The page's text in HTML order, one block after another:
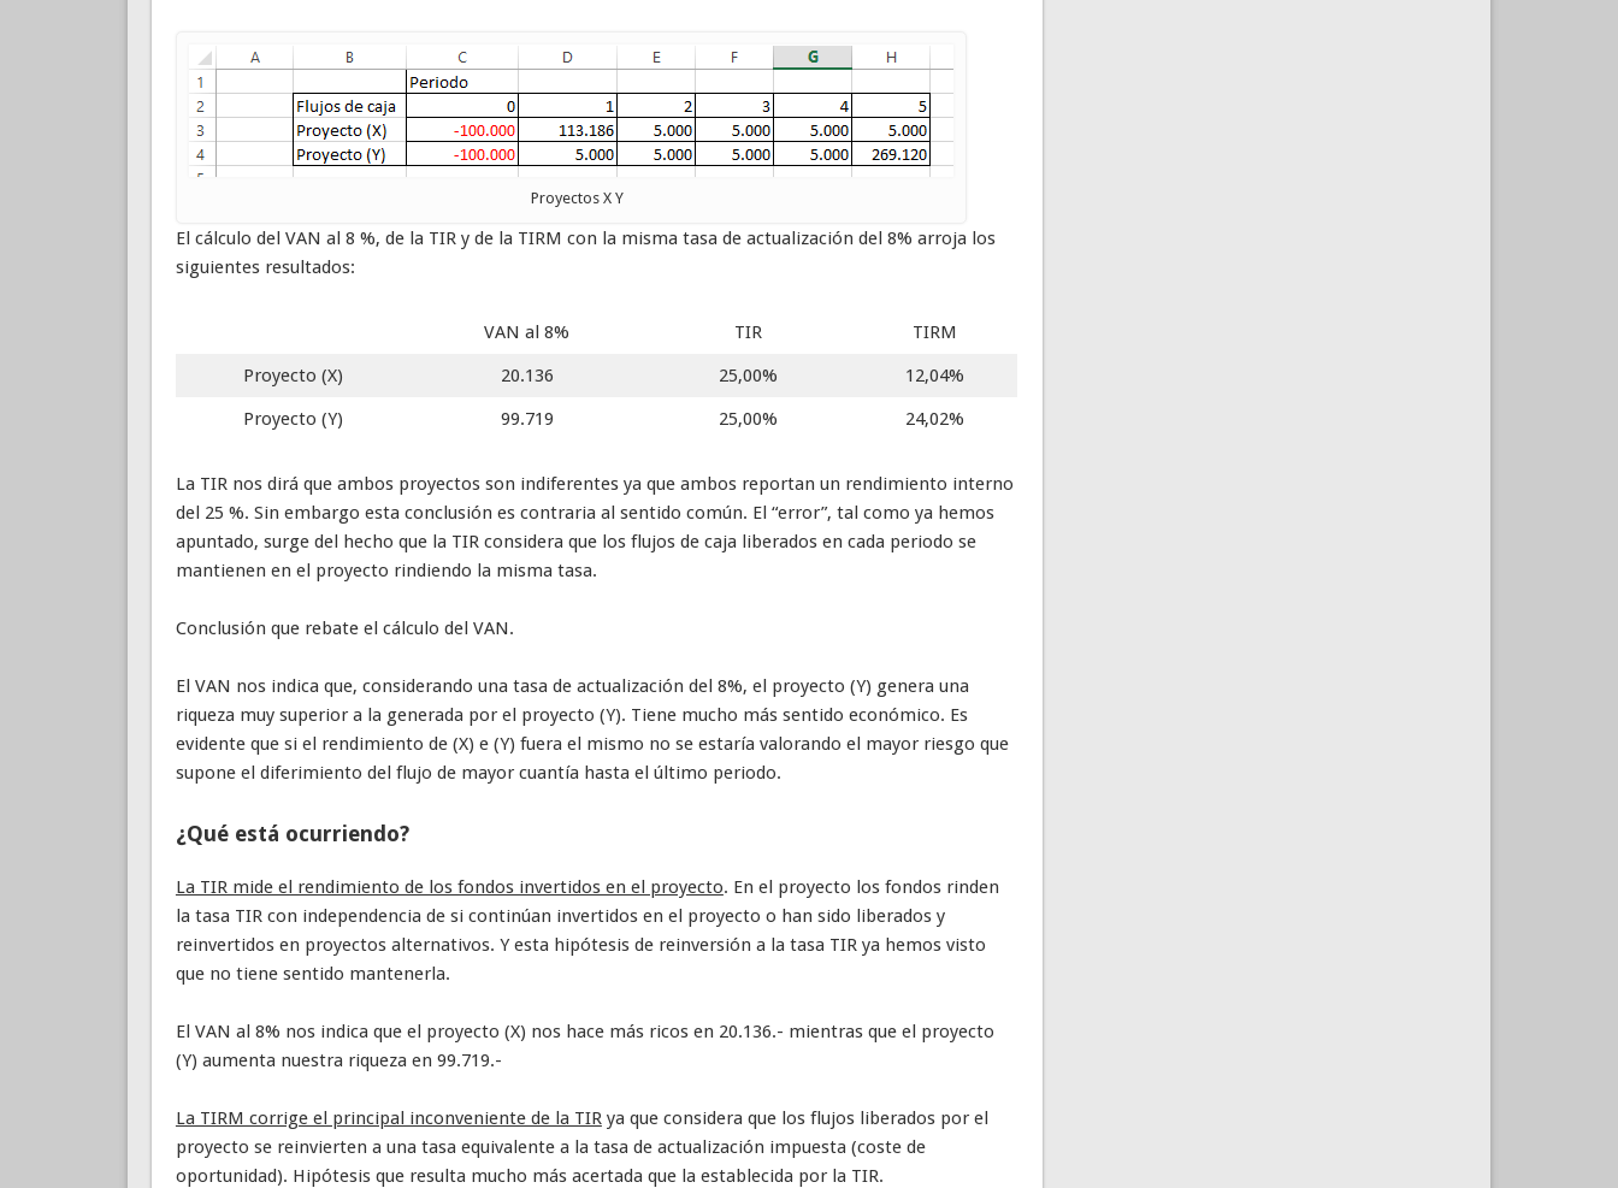
Proyectos X Y
El cálculo del VAN al 8 %, de la TIR y de la TIRM con la misma tasa de actualización del 8% arroja los
siguientes resultados:
VAN al 8% TIR
TIRM
Proyecto (X)
20.136 25,00%
12,04%
Proyecto (Y)
99.719 25,00% 24,02%
La TIR nos dirá que ambos proyectos son indiferentes ya que ambos reportan un rendimiento interno
del 25 %. Sin embargo esta conclusión es contraria al sentido común. El “error”, tal como ya hemos
apuntado, surge del hecho que la TIR considera que los flujos de caja liberados en cada periodo se
mantienen en el proyecto rindiendo la misma tasa.
Conclusión que rebate el cálculo del VAN.
El VAN nos indica que, considerando una tasa de actualización del 8%, el proyecto (Y) genera una
riqueza muy superior a la generada por el proyecto (Y). Tiene mucho más sentido económico. Es
evidente que si el rendimiento de (X) e (Y) fuera el mismo no se estaría valorando el mayor riesgo que
supone el diferimiento del flujo de mayor cuantía hasta el último periodo.
¿Qué está ocurriendo?
La TIR mide el rendimiento de los fondos invertidos en el proyecto. En el proyecto los fondos rinden
la tasa TIR con independencia de si continúan invertidos en el proyecto o han sido liberados y
reinvertidos en proyectos alternativos. Y esta hipótesis de reinversión a la tasa TIR ya hemos visto
que no tiene sentido mantenerla.
El VAN al 8% nos indica que el proyecto (X) nos hace más ricos en 20.136.- mientras que el proyecto
(Y) aumenta nuestra riqueza en 99.719.-
La TIRM corrige el principal inconveniente de la TIR ya que considera que los flujos liberados por el
proyecto se reinvierten a una tasa equivalente a la tasa de actualización impuesta (coste de
oportunidad). Hipótesis que resulta mucho más acertada que la establecida por la TIR.